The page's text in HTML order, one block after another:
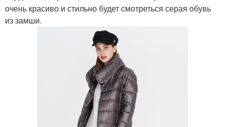
очень красиво и стильно будет смотреться серая обувь
из замши.